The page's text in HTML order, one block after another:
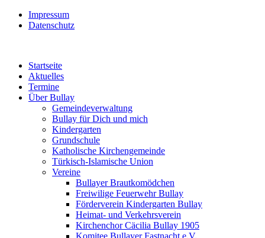
Impressum
Datenschutz
Startseite
Aktuelles
Termine
Über Bullay
Gemeindeverwaltung
Bullay für Dich und mich
Kindergarten
Grundschule
Katholische Kirchengemeinde
Türkisch-Islamische Union
Vereine
Bullayer Brautkomödchen
Freiwilige Feuerwehr Bullay
Förderverein Kindergarten Bullay
Heimat- und Verkehrsverein
Kirchenchor Cäcilia Bullay 1905
Komitee Bullayer Fastnacht e.V.